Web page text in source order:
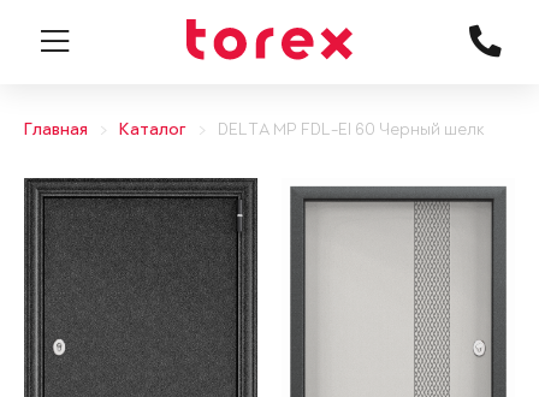
Главная Каталог DELTA MP FDL-EI 60 Черный шелк